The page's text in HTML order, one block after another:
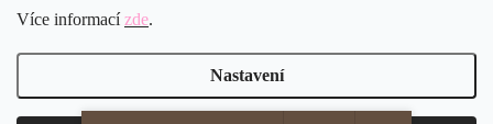
Více informacízde.
Nastavení